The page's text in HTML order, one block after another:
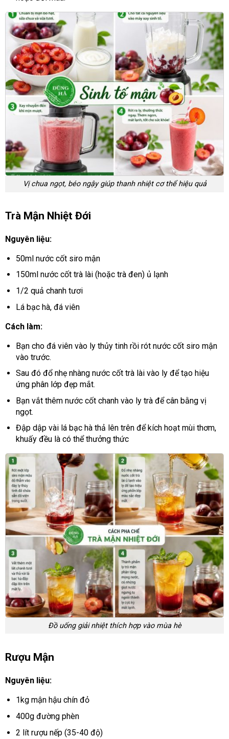
Vị chua ngọt, béo ngậy giúp thanh nhiệt cơ thể hiệu quả
Trà Mận Nhiệt Đới
Nguyên liệu:
50ml nước cốt siro mận
150ml nước cốt trà lài (hoặc trà đen) ủ lạnh
1/2 quả chanh tươi
Lá bạc hà, đá viên
Cách làm:
Bạn cho đá viên vào ly thủy tinh rồi rót nước cốt siro mận
vào trước.
Sau đó đổ nhẹ nhàng nước cốt trà lài vào ly để tạo hiệu
ứng phân lớp đẹp mắt.
Bạn vắt thêm nước cốt chanh vào ly trà để cân bằng vị
ngọt.
Đập dập vài lá bạc hà thả lên trên để kích hoạt mùi thơm,
khuấy đều là có thể thưởng thức
Đồ uống giải nhiệt thích hợp vào mùa hè
Rượu Mận
Nguyên liệu:
1kg mận hậu chín đỏ
400g đường phèn
2 lít rượu nếp (35-40 độ)